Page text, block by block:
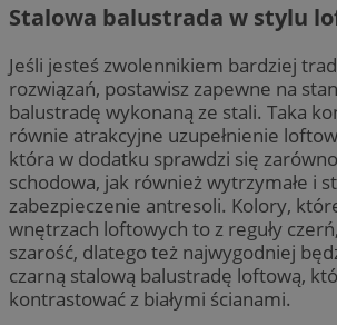
Stalowa balustrada w stylu
Jeśli jesteś zwolennikiem bardziej
rozwiązań, postawisz zapewne na
balustradę wykonaną ze stali. Taka
równie atrakcyjne uzupełnienie
która w dodatku sprawdzi się
schodowa, jak również wytrzymałe i
zabezpieczenie antresoli. Kolory,
wnętrzach loftowych to z reguły
szarość, dlatego też najwygodniej
czarną stalową balustradę loftową,
kontrastować z białymi ścianami.